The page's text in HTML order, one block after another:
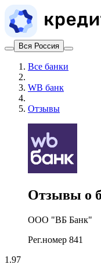
Вся Россия
Все банки
WB банк
Отзывы
Отзывы о
ООО "ВБ Банк"
Рег.номер 841
1.97